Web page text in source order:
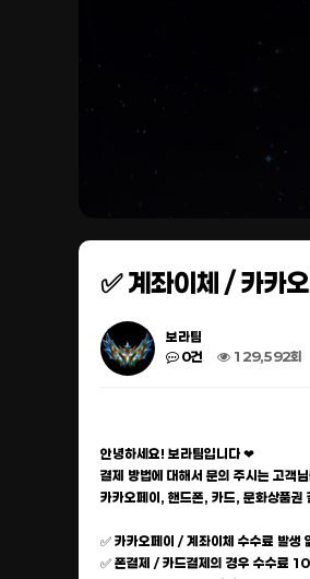
✅ 계좌이체 / 카카
보라팀
0건
129,592회
안녕하세요! 보라팀입니다 ❤
결제 방법에 대해서 문의 주시는 고객
카카오페이, 핸드폰, 카드, 문화상품권
✅ 카카오페이 / 계좌이체 수수료 발생
✅ 폰결제 / 카드결제의 경우 수수료